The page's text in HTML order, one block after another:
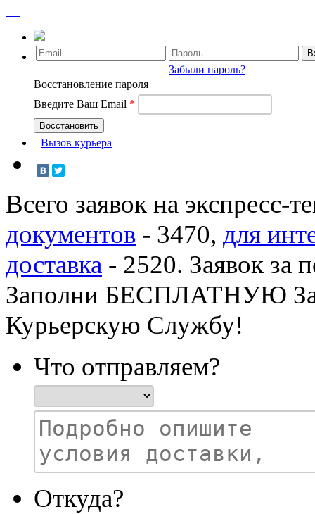
Забыли пароль?
Восстановление пароля
Введите Ваш Email *
Вызов курьера
Всего заявок на экспресс-
документов - 3470, для
доставка - 2520. Заявок за
Заполни БЕСПЛАТНУЮ
Курьерскую Службу!
Что отправляем?
Откуда?